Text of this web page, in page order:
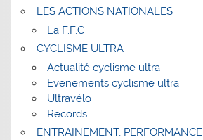
LES ACTIONS NATIONALES
La F.F.C
CYCLISME ULTRA
Actualité cyclisme ultra
Evenements cyclisme ultra
Ultravélo
Records
ENTRAINEMENT, PERFORMANCE